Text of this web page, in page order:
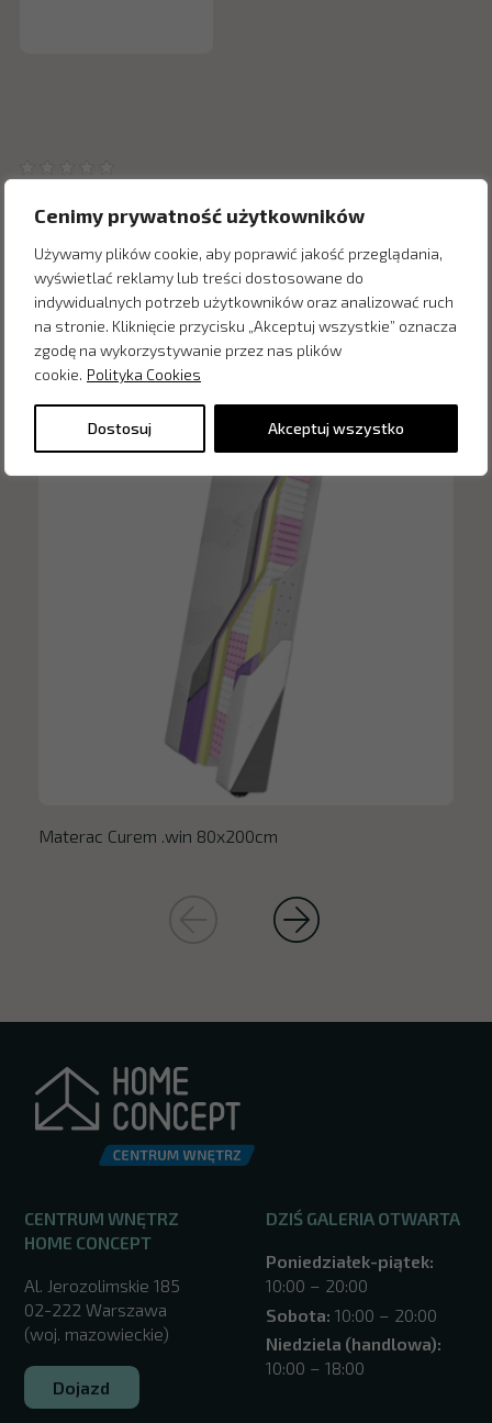
Cenimy prywatność użytkowników
Używamy plików cookie, aby poprawić jakość przeglądania,
wyświetlać reklamy lub treści dostosowane do
indywidualnych potrzeb użytkowników oraz analizować ruch
na stronie. Kliknięcie przycisku „Akceptuj wszystkie” oznacza
zgodę na wykorzystywanie przez nas plików
cookie. Polityka Cookies
Dostosuj Akceptuj wszystko
Inne produkty z kategorii
Materac Curem .win 80x200cm
CENTRUM WNĘTRZ
HOME CONCEPT
Al. Jerozolimskie 185
02-222 Warszawa
(woj. mazowieckie)
Dojazd
DZIŚ GALERIA OTWARTA
Poniedziałek-piątek:
10:00 – 20:00
Sobota: 10:00 – 20:00
Niedziela (handlowa):
10:00 – 18:00